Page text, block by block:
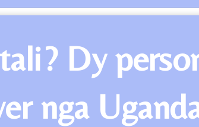
Dy
nga